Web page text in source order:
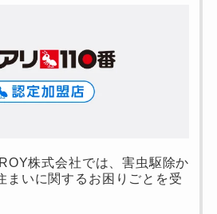
株式会社では、害虫駆除か
まいに関するお困りごとを受